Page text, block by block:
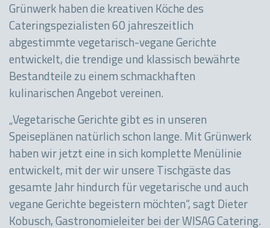
Grünwerk haben die kreativen Köche des
Cateringspezialisten 60 jahreszeitlich
abgestimmte vegetarisch-vegane Gerichte
entwickelt, die trendige und klassisch bewährte
Bestandteile zu einem schmackhaften
kulinarischen Angebot vereinen.
„Vegetarische Gerichte gibt es in unseren
Speiseplänen natürlich schon lange. Mit Grünwerk
haben wir jetzt eine in sich komplette Menülinie
entwickelt, mit der wir unsere Tischgäste das
gesamte Jahr hindurch für vegetarische und auch
vegane Gerichte begeistern möchten“, sagt Dieter
Kobusch, Gastronomieleiter bei der WISAG Catering.